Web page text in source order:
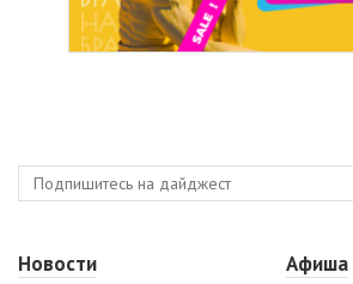
Новости
Афиша